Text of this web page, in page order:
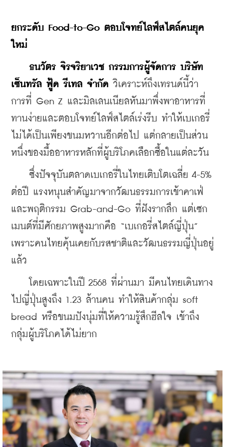
ยกระดับ Food-to-Go ตอบโจทย์ไลฟ์สไตล์คนยุค
ใหม่
ธนวัตร จิรจริยาเวช กรรมการผู้จัดการ บริษัท
เซ็นทรัล ฟู้ด รีเทล จำกัด วิเคราะห์ถึงเทรนด์นี้ว่า
การที่ Gen Z และมิลเลนเนียลหันมาพึ่งพาอาหารที่
ทานง่ายและตอบโจทย์ไลฟ์สไตล์เร่งรีบ ทำให้เบเกอรี่
ไม่ได้เป็นเพียงขนมหวานอีกต่อไป แต่กลายเป็นส่วน
หนึ่งของมื้ออาหารหลักที่ผู้บริโภคเลือกซื้อในแต่ละวัน
ซึ่งปัจจุบันตลาดเบเกอรี่ในไทยเติบโตเฉลี่ย 4-5%
ต่อปี แรงหนุนสำคัญมาจากวัฒนธรรมการเข้าคาเฟ่
และพฤติกรรม Grab-and-Go ที่ฝังรากลึก แต่เซก
เมนต์ที่มีศักยภาพสูงมากคือ “เบเกอรี่สไตล์ญี่ปุ่น”
เพราะคนไทยคุ้นเคยกับรสชาติและวัฒนธรรมญี่ปุ่นอยู่
แล้ว
โดยเฉพาะในปี 2568 ที่ผ่านมา มีคนไทยเดินทาง
ไปญี่ปุ่นสูงถึง 1.23 ล้านคน ทำให้สินค้ากลุ่ม soft
bread หรือขนมปังนุ่มที่ให้ความรู้สึกฮีลใจ เข้าถึง
กลุ่มผู้บริโภคได้ไม่ยาก